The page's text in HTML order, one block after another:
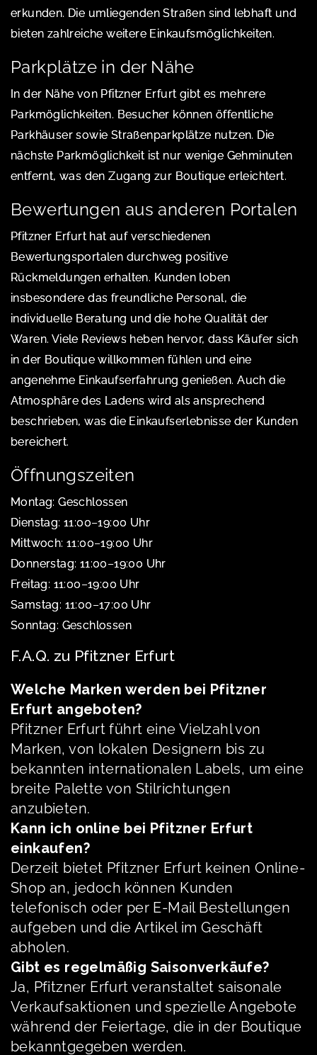
erkunden. Die umliegenden Straßen sind lebhaft und
bieten zahlreiche weitere Einkaufsmöglichkeiten.
Parkplätze in der Nähe
In der Nähe von Pfitzner Erfurt gibt es mehrere
Parkmöglichkeiten. Besucher können öffentliche
Parkhäuser sowie Straßenparkplätze nutzen. Die
nächste Parkmöglichkeit ist nur wenige Gehminuten
entfernt, was den Zugang zur Boutique erleichtert.
Bewertungen aus anderen Portalen
Pfitzner Erfurt hat auf verschiedenen
Bewertungsportalen durchweg positive
Rückmeldungen erhalten. Kunden loben
insbesondere das freundliche Personal, die
individuelle Beratung und die hohe Qualität der
Waren. Viele Reviews heben hervor, dass Käufer sich
in der Boutique willkommen fühlen und eine
angenehme Einkaufserfahrung genießen. Auch die
Atmosphäre des Ladens wird als ansprechend
beschrieben, was die Einkaufserlebnisse der Kunden
bereichert.
Öffnungszeiten
Montag: Geschlossen
Dienstag: 11:00–19:00 Uhr
Mittwoch: 11:00–19:00 Uhr
Donnerstag: 11:00–19:00 Uhr
Freitag: 11:00–19:00 Uhr
Samstag: 11:00–17:00 Uhr
Sonntag: Geschlossen
F.A.Q. zu Pfitzner Erfurt
Welche Marken werden bei Pfitzner
Erfurt angeboten?
Pfitzner Erfurt führt eine Vielzahl von
Marken, von lokalen Designern bis zu
bekannten internationalen Labels, um eine
breite Palette von Stilrichtungen
anzubieten.
Kann ich online bei Pfitzner Erfurt
einkaufen?
Derzeit bietet Pfitzner Erfurt keinen Online-
Shop an, jedoch können Kunden
telefonisch oder per E-Mail Bestellungen
aufgeben und die Artikel im Geschäft
abholen.
Gibt es regelmäßig Saisonverkäufe?
Ja, Pfitzner Erfurt veranstaltet saisonale
Verkaufsaktionen und spezielle Angebote
während der Feiertage, die in der Boutique
bekanntgegeben werden.